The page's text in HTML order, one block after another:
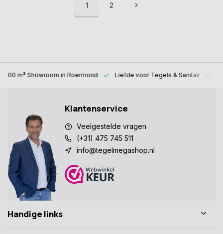
1 2
1000 m² Showroom in Roermond Liefde voorTegels & Sanitair
Klantenservice
Veelgestelde vragen
(+31) 475 745 511
info@tegelmegashop.nl
Handige links